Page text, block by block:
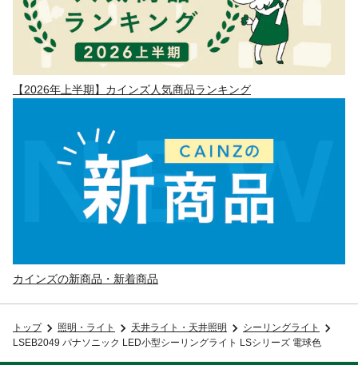
【2026年上半期】カインズ人気商品ランキング
カインズの新商品・新着商品
トップ 照明・ライト 天井ライト・天井照明
シーリングライト
LSEB2049 パナソニック LED小型シーリングライト LSシリーズ 電球色